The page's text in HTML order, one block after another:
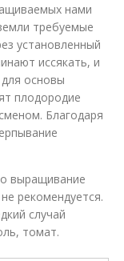
нами
требуемые
установленный
иссякать, и
основы
плодородие
Благодаря
выращивание
рекомендуется.
случай
томат.